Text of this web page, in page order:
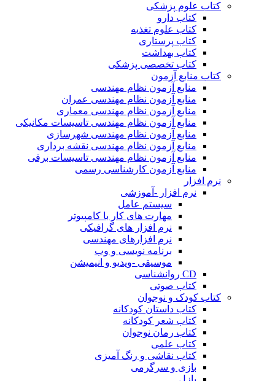
کتاب علوم پزشکی
کتاب دارو
کتاب علوم تغذیه
کتاب پرستاری
کتاب بهداشت
کتاب تخصصی پزشکی
کتاب منابع آزمون
منابع آزمون نظام مهندسی
منابع آزمون نظام مهندسی عمران
منابع آزمون نظام مهندسی معماری
منابع آزمون نظام مهندسی تاسیسات مکانیکی
منابع آزمون نظام مهندسی شهرسازی
منابع آزمون نظام مهندسی نقشه برداری
منابع آزمون نظام مهندسی تاسیسات برقی
منابع آزمون کارشناسی رسمی
نرم افزار
نرم افزار -آموزشی
سیستم عامل
مهارت های کار با کامپیوتر
نرم افزار های گرافیکی
نرم افزارهای مهندسی
برنامه نویسی و وب
موسیقی -ویدیو و انیمیشن
CD روانشناسی
کتاب صوتی
کتاب کودک و نوجوان
کتاب داستان کودکانه
کتاب شعر کودکانه
کتاب رمان نوجوان
کتاب علمی
کتاب نقاشی و رنگ آمیزی
بازی و سرگرمی
پازل